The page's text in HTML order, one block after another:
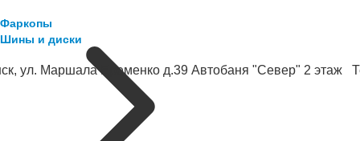
ул. Маршала Еременко д.39 Автобаня "Север" 2 этаж
Фаркопы
Шины и диски